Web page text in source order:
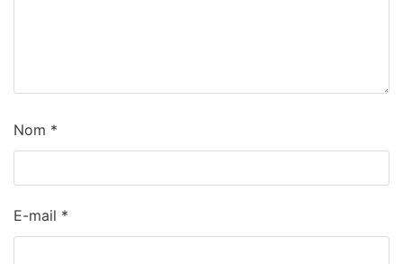
Nom *
E-mail *